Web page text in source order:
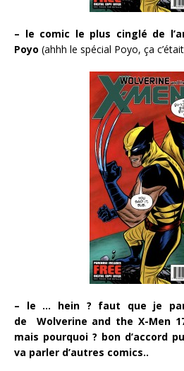
– le comic le plus cinglé de
Poyo (ahhh le spécial Poyo, ça
– le … hein ? faut que je
de Wolverine and the X-Men
mais pourquoi ? bon d’accord
va parler d’autres comics..